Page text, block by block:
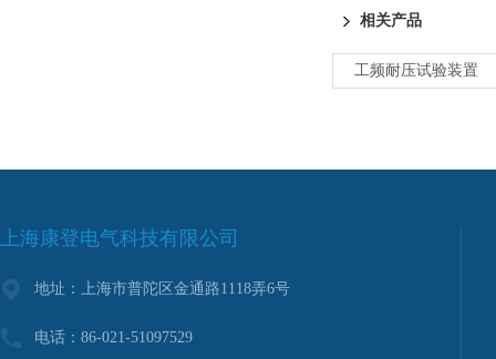
相关产品
工频耐压试验装置
上海康登电气科技有限公司
地址：上海市普陀区金通路1118弄6号
电话：86-021-51097529